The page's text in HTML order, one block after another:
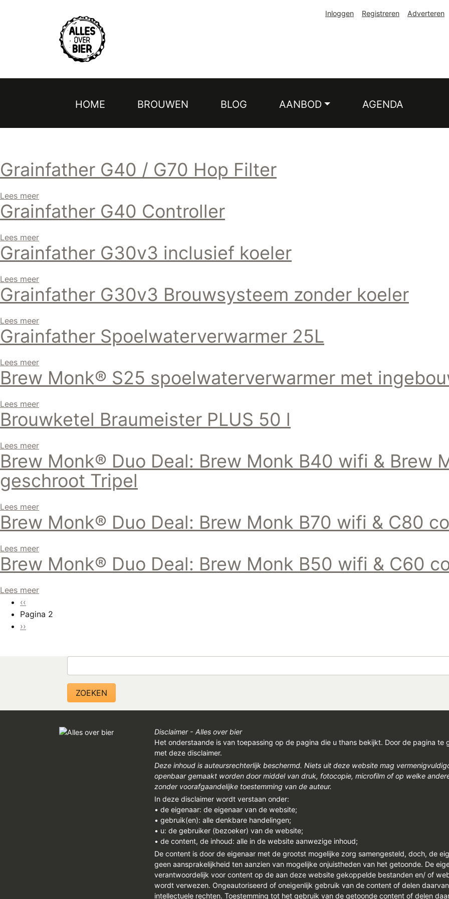
Inloggen Registreren Adverteren
Hoofdnavigatie
HOME BROUWEN BLOG AANBOD AGENDA
Grainfather G40 / G70 Hop Filter
Lees meer
Grainfather G40 Controller
Lees meer
Grainfather G30v3 inclusief koeler
Lees meer
Grainfather G30v3 Brouwsysteem zonder koeler
Lees meer
Grainfather Spoelwaterverwarmer 25L
Lees meer
Brew Monk® S25 spoelwaterverwarmer met
Lees meer
Brouwketel Braumeister PLUS 50 l
Lees meer
Brew Monk® Duo Deal: Brew Monk B40 wifi & Brew
geschroot Tripel
Lees meer
Brew Monk® Duo Deal: Brew Monk B70 wifi & C80
Lees meer
Brew Monk® Duo Deal: Brew Monk B50 wifi & C60
Lees meer
Paginering
Vorige
pagina
‹‹
Pagina 2
Volgende
››
Disclaimer - Alles over bier
Het onderstaande is van toepassing op de pagina die u thans bekijkt. Door de pagina te
met deze disclaimer.
Deze inhoud is auteursrechterlijk beschermd. Niets uit deze website mag
openbaar gemaakt worden door middel van druk, fotocopie, microfilm of op welke
zonder voorafgaandelijke toestemming van de auteur.
In deze disclaimer wordt verstaan onder:
• de eigenaar: de eigenaar van de website;
• gebruik(en): alle denkbare handelingen;
• u: de gebruiker (bezoeker) van de website;
• de content, de inhoud: alle in de website aanwezige inhoud;
De content is door de eigenaar met de grootst mogelijke zorg samengesteld, doch, de
geen aansprakelijkheid ten aanzien van mogelijke onjuistheden van het getoonde. De
verantwoordelijk voor content op de aan deze website gekoppelde bestanden en/ of
wordt verwezen. Ongeautoriseerd of oneigenlijk gebruik van de content of delen
intellectuele rechten. Toestemming tot het gebruik van de getoonde content of delen